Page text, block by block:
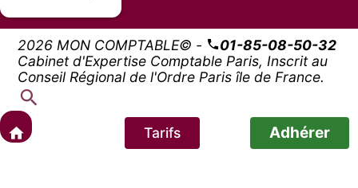
2026 MON COMPTABLE© -
01-85-08-50-32
Cabinet d'Expertise Comptable Paris, Inscrit au
Conseil Régional de l'Ordre Paris île de France.
Tarifs Adhérer